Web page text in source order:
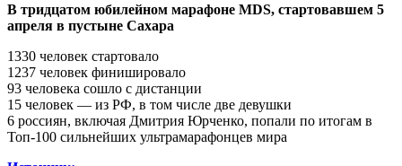
В тридцатом юбилейном марафоне MDS, стартовавшем 5
апреля в пустыне Сахара
1330 человек стартовало
1237 человек финишировало
93 человека сошло с дистанции
15 человек –– из РФ, в том числе две девушки
6 россиян, включая Дмитрия Юрченко, попали по итогам в
Топ-100 сильнейших ультрамарафонцев мира